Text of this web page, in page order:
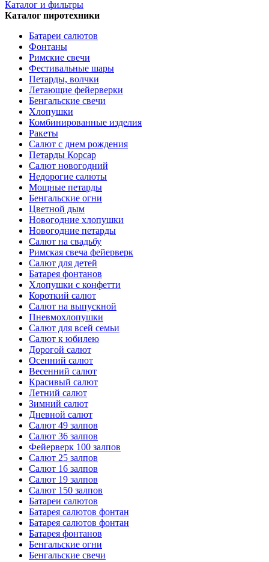
Каталог и фильтры
Каталог пиротехники
Батареи салютов
Фонтаны
Римские свечи
Фестивальные шары
Петарды, волчки
Летающие фейерверки
Бенгальские свечи
Хлопушки
Комбинированные изделия
Ракеты
Салют с днем рождения
Петарды Корсар
Салют новогодний
Недорогие салюты
Мощные петарды
Бенгальские огни
Цветной дым
Новогодние хлопушки
Новогодние петарды
Салют на свадьбу
Римская свеча фейерверк
Салют для детей
Батарея фонтанов
Хлопушки с конфетти
Короткий салют
Салют на выпускной
Пневмохлопушки
Салют для всей семьи
Салют к юбилею
Дорогой салют
Осенний салют
Весенний салют
Красивый салют
Летний салют
Зимний салют
Дневной салют
Салют 49 залпов
Салют 36 залпов
Фейерверк 100 залпов
Салют 25 залпов
Салют 16 залпов
Салют 19 залпов
Салют 150 залпов
Батареи салютов
Батарея салютов фонтан
Батарея салютов фонтан
Батарея фонтанов
Бенгальские огни
Бенгальские свечи